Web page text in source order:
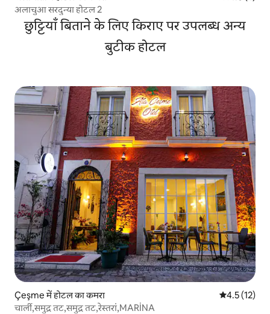
अलाचुआ सरदुन्या होटल 2
छुट्टियाँ बिताने के लिए किराए पर उपलब्ध अन्य
बुटीक होटल
Çeşme में होटल का कमरा औसत रेटिंग 5
4.5 (12)
चार्ली,समुद्र तट,समुद्र तट,रेस्तरां,MARİNA